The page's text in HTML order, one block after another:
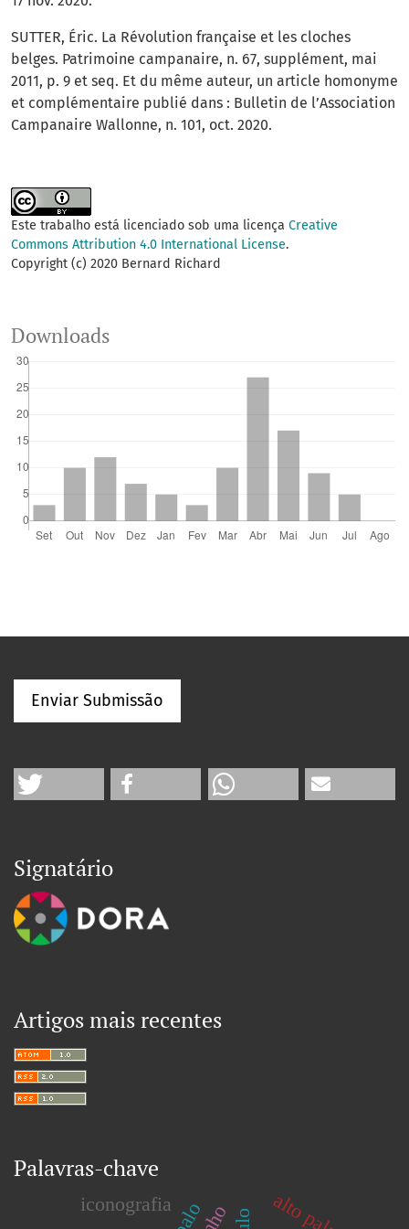
SUTTER, Éric. La Révolution française et les cloches
belges. Patrimoine campanaire, n. 67, supplément, mai
2011, p. 9 et seq. Et du même auteur, un article homonyme
et complémentaire publié dans : Bulletin de l’Association
Campanaire Wallonne, n. 101, oct. 2020.
Este trabalho está licenciado sob uma licença Creative
Commons Attribution 4.0 International License.
Copyright (c) 2020 Bernard Richard
Downloads
Enviar Submissão
Signatário
Artigos mais recentes
Palavras-chave
iconografia